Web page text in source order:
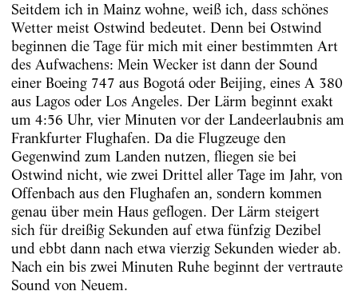
Seitdem ich in Mainz wohne, weiß ich, dass schönes
Wetter meist Ostwind bedeutet. Denn bei Ostwind
beginnen die Tage für mich mit einer bestimmten Art
des Aufwachens: Mein Wecker ist dann der Sound
einer Boeing 747 aus Bogotá oder Beijing, eines A 380
aus Lagos oder Los Angeles. Der Lärm beginnt exakt
um 4:56 Uhr, vier Minuten vor der Landeerlaubnis am
Frankfurter Flughafen. Da die Flugzeuge den
Gegenwind zum Landen nutzen, fliegen sie bei
Ostwind nicht, wie zwei Drittel aller Tage im Jahr, von
Offenbach aus den Flughafen an, sondern kommen
genau über mein Haus geflogen. Der Lärm steigert
sich für dreißig Sekunden auf etwa fünfzig Dezibel
und ebbt dann nach etwa vierzig Sekunden wieder ab.
Nach ein bis zwei Minuten Ruhe beginnt der vertraute
Sound von Neuem.